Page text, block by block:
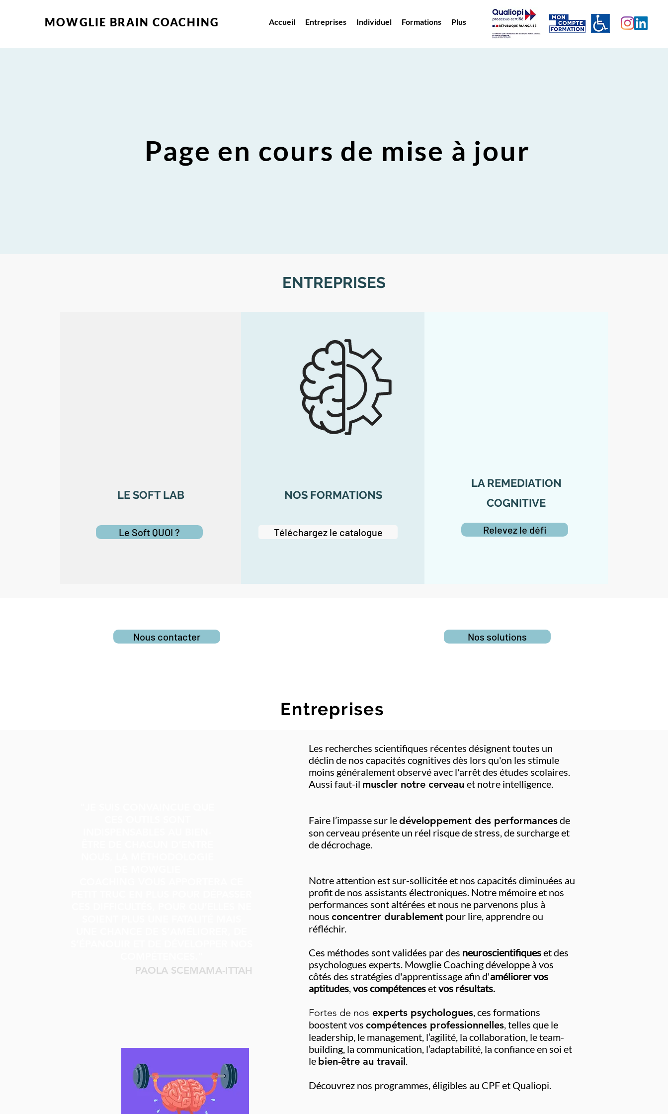
MOWGLIE BRAIN COACHING Accueil Entreprises Individuel Formations Plus
Page en cours de mise à jour
ENTREPRISES
LE SOFT LAB
Le Soft QUOI ?
NOS FORMATIONS
Téléchargez le catalogue
LA REMEDIATION
COGNITIVE
Relevez le défi
Nous contacter Nos solutions
Entreprises
PAOLA SCEMAMA-ITTAH
Les recherches scientifiques récentes désignent toutes un
déclin de nos capacités cognitives dès lors qu'on les stimule
moins généralement observé avec l'arrêt des études scolaires.
Aussi faut-il muscler notre cerveau et notre intelligence.
Faire l’impasse sur le développement des performancesde
son cerveau présente un réel risque de stress, de surcharge et
de décrochage.
Notre attention est sur-sollicitée et nos capacités diminuées au
profit de nos assistants électroniques. Notre mémoire et nos
performances sont altérées et nous ne parvenons plus à
nous concentrer durablement pour lire, apprendre ou
réfléchir.
Ces méthodes sont validées par des neuroscientifiqueset des
psychologues experts. Mowglie Coaching développe à vos
côtés des stratégies d'apprentissage afin d'améliorer vos
aptitudes,vos compétencesetvos résultats.
Fortes de nos experts psychologues, ces formations
boostent vos compétences professionnelles, telles que le
leadership, le management, l’agilité, la collaboration, le team-
building, la communication, l’adaptabilité, la confiance en soi et
le bien-être au travail.
Découvrez nos programmes, éligibles au CPFet Qualiopi.